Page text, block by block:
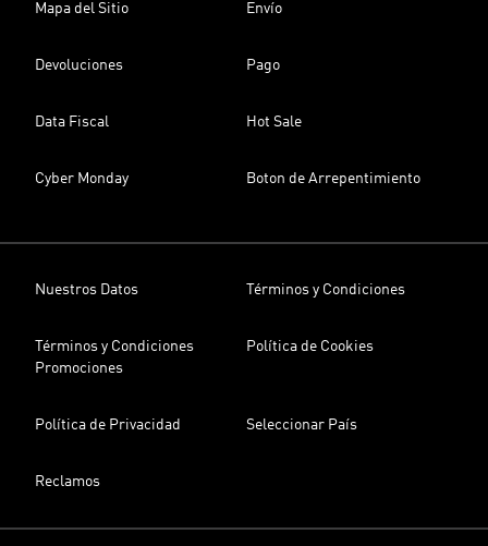
Mapa del Sitio Envío
Devoluciones Pago
Data Fiscal Hot Sale
Cyber Monday Boton de Arrepentimiento
Nuestros Datos Términos y Condiciones
Términos y Condiciones
Promociones
Política de Cookies
Política de Privacidad Seleccionar País
Reclamos